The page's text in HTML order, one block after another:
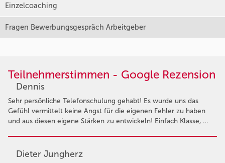
Einzelcoaching
Fragen Bewerbungsgespräch Arbeitgeber
Teilnehmerstimmen - Google Rezension
Dennis
Sehr persönliche Telefonschulung gehabt! Es wurde uns das
Gefühl vermittelt keine Angst für die eigenen Fehler zu haben
und aus diesen eigene Stärken zu entwickeln! Einfach Klasse, …
Dieter Jungherz